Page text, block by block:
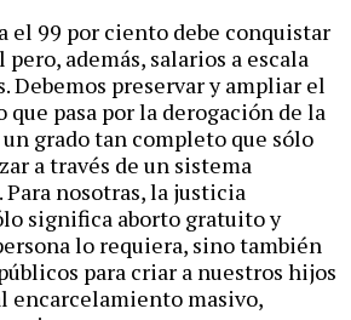
el 99 por ciento debe conquistar
además, salarios a escala
Debemos preservar y ampliar el
que pasa por la derogación de la
grado tan completo que sólo
a través de un sistema
nosotras, la justicia
significa aborto gratuito y
lo requiera, sino también
para criar a nuestros hijos
encarcelamiento masivo,